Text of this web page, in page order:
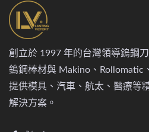
創立於 1997 年的台灣領導鎢鋼
鎢鋼棒材與 Makino、Rollomatic
提供模具、汽車、航太、醫療等
解決方案。